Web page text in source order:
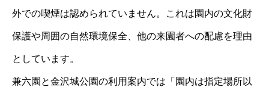
外での喫煙は認められていません。これは園内の文化財
保護や周囲の自然環境保全、他の来園者への配慮を理由
としています。
兼六園と金沢城公園の利用案内では「園内は指定場所以